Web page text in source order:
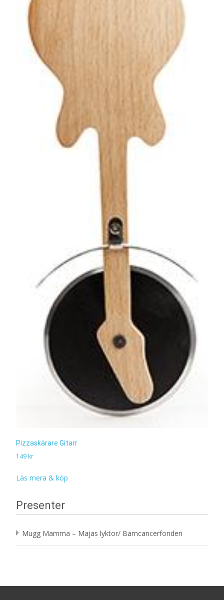
Pizzaskärare Gitarr
149 kr
Läs mera & köp
Presenter
Mugg Mamma – Majas lyktor/ Barncancerfonden